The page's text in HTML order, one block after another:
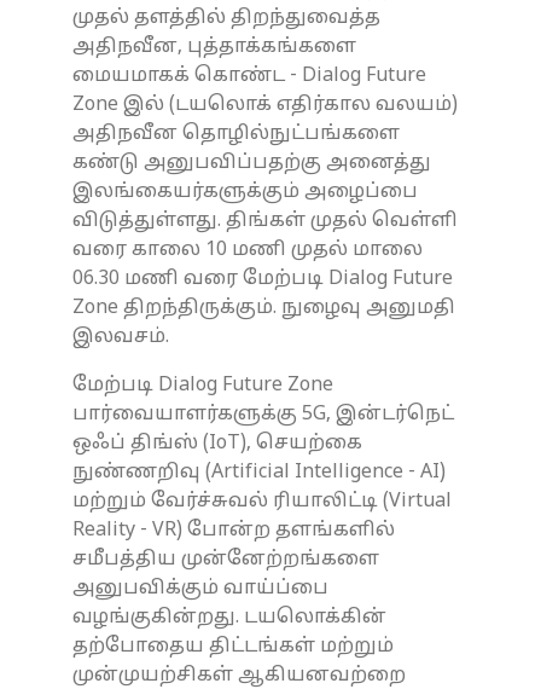
முதல் தளத்தில் திறந்துவைத்த
அதிநவீன, புத்தாக்கங்களை
மையமாகக் கொண்ட - Dialog Future
Zone இல் (டயலொக் எதிர்கால வலயம்)
அதிநவீன தொழில்நுட்பங்களை
கண்டு அனுபவிப்பதற்கு அனைத்து
இலங்கையர்களுக்கும் அழைப்பை
விடுத்துள்ளது. திங்கள் முதல் வெள்ளி
வரை காலை 10 மணி முதல் மாலை
06.30 மணி வரை மேற்படி Dialog Future
Zone திறந்திருக்கும். நுழைவு அனுமதி
இலவசம்.
மேற்படி Dialog Future Zone
பார்வையாளர்களுக்கு 5G, இன்டர்நெட்
ஒஃப் திங்ஸ் (IoT), செயற்கை
நுண்ணறிவு (Artificial Intelligence - AI)
மற்றும் வேர்ச்சுவல் ரியாலிட்டி (Virtual
Reality - VR) போன்ற தளங்களில்
சமீபத்திய முன்னேற்றங்களை
அனுபவிக்கும் வாய்ப்பை
வழங்குகின்றது. டயலொக்கின்
தற்போதைய திட்டங்கள் மற்றும்
முன்முயற்சிகள் ஆகியனவற்றை